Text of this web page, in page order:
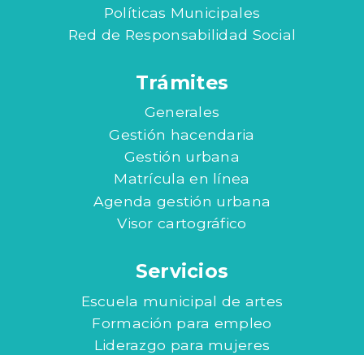
Políticas Municipales
Red de Responsabilidad Social
Trámites
Generales
Gestión hacendaria
Gestión urbana
Matrícula en línea
Agenda gestión urbana
Visor cartográfico
Servicios
Escuela municipal de artes
Formación para empleo
Liderazgo para mujeres